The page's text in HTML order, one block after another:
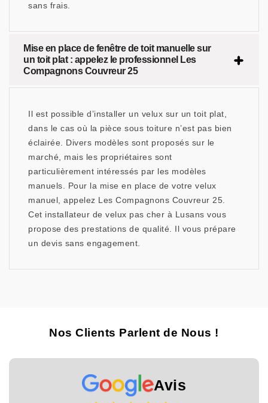
sans frais.
Mise en place de fenêtre de toit manuelle sur
un toit plat : appelez le professionnel Les
Compagnons Couvreur 25
Il est possible d’installer un velux sur un toit plat,
dans le cas où la pièce sous toiture n’est pas bien
éclairée. Divers modèles sont proposés sur le
marché, mais les propriétaires sont
particulièrement intéressés par les modèles
manuels. Pour la mise en place de votre velux
manuel, appelez Les Compagnons Couvreur 25.
Cet installateur de velux pas cher à Lusans vous
propose des prestations de qualité. Il vous prépare
un devis sans engagement.
Nos Clients Parlent de Nous !
Avis